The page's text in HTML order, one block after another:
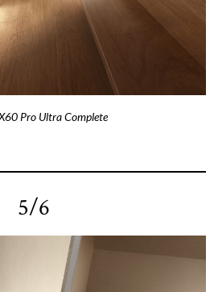
Pro Ultra Complete
5/6